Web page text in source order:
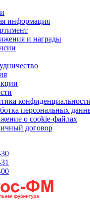
информация
и награды
конфиденциальности
персональных
о cookie-файлах
договор